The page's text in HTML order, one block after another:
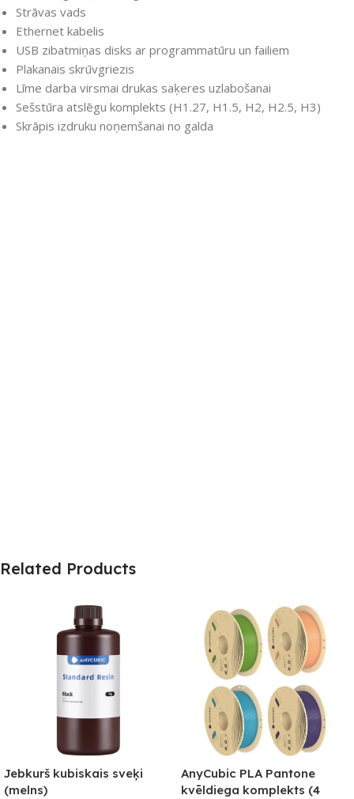
Strāvas vads
Ethernet kabelis
USB zibatmiņas disks ar programmatūru un failiem
Plakanais skrūvgriezis
Līme darba virsmai drukas saķeres uzlabošanai
Sešstūra atslēgu komplekts (H1.27, H1.5, H2, H2.5, H3)
Skrāpis izdruku noņemšanai no galda
Related Products
Jebkurš kubiskais sveķi
(melns)
AnyCubic PLA Pantone
kvēldiega komplekts (4